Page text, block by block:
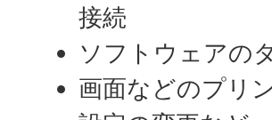
接続
ソフトウェアの
画面などのプリ